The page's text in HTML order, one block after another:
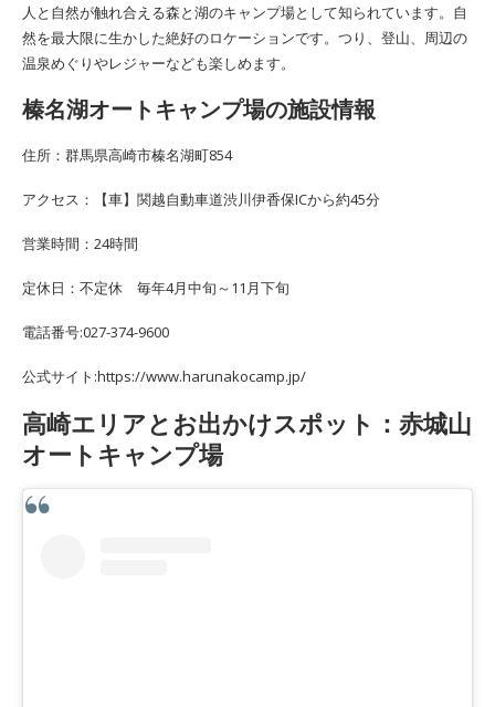
人と自然が触れ合える森と湖のキャンプ場として知られています。自
然を最大限に生かした絶好のロケーションです。つり、登山、周辺の
温泉めぐりやレジャーなども楽しめます。
榛名湖オートキャンプ場の施設情報
住所：群馬県高崎市榛名湖町854
アクセス：【車】関越自動車道渋川伊香保ICから約45分
営業時間：24時間
定休日：不定休 毎年4月中旬～11月下旬
電話番号:027-374-9600
公式サイト:https://www.harunakocamp.jp/
高崎エリアとお出かけスポット：赤城山
オートキャンプ場